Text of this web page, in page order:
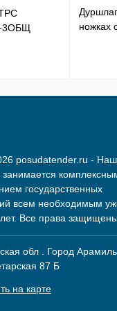
3ОБЩ
ножках
posudatender.ru -
государственных
всем необходимым
Все права
обл . Город Арамиль .
87 Б
на карте